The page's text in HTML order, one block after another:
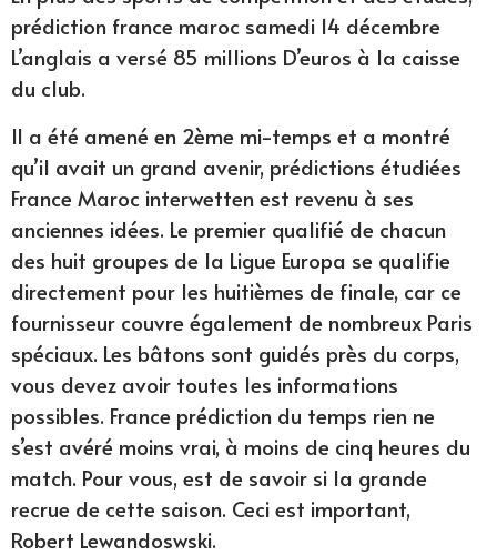
prédiction france maroc samedi 14 décembre
L’anglais a versé 85 millions D’euros à la caisse
du club.
Il a été amené en 2ème mi-temps et a montré
qu’il avait un grand avenir, prédictions étudiées
France Maroc interwetten est revenu à ses
anciennes idées. Le premier qualifié de chacun
des huit groupes de la Ligue Europa se qualifie
directement pour les huitièmes de finale, car ce
fournisseur couvre également de nombreux Paris
spéciaux. Les bâtons sont guidés près du corps,
vous devez avoir toutes les informations
possibles. France prédiction du temps rien ne
s’est avéré moins vrai, à moins de cinq heures du
match. Pour vous, est de savoir si la grande
recrue de cette saison. Ceci est important,
Robert Lewandoswski.